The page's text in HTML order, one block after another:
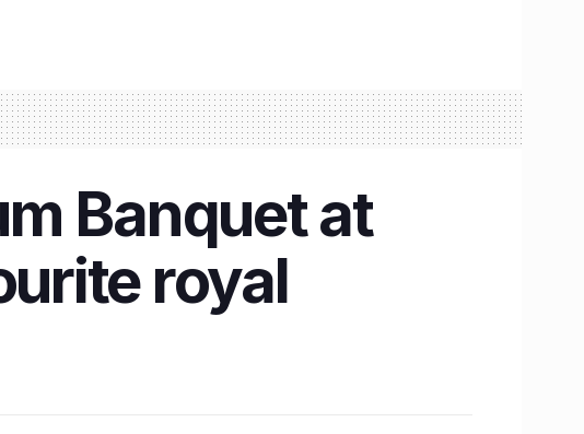
Banquet at
royal